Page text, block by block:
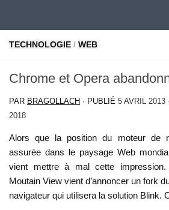
TECHNOLOGIE / WEB
Chrome et Opera
PAR BRAGOLLACH · PUBLIÉ 5 AVRIL 2013
2018
Alors que la position du moteur de
assurée dans le paysage Web
vient mettre à mal cette
Moutain View vient d’annoncer un fork
navigateur qui utilisera la solution Blink.